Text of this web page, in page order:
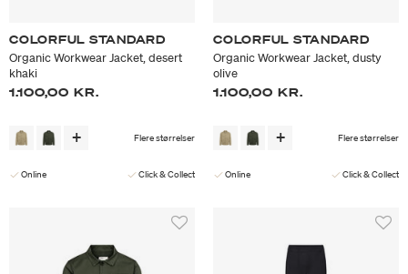
COLORFUL STANDARD
Organic Workwear Jacket, desert
khaki
1.100,00 KR.
Flere størrelser
Online Click & Collect
COLORFUL STANDARD
Organic Workwear Jacket, dusty
olive
1.100,00 KR.
Flere størrelser
Online Click & Collect